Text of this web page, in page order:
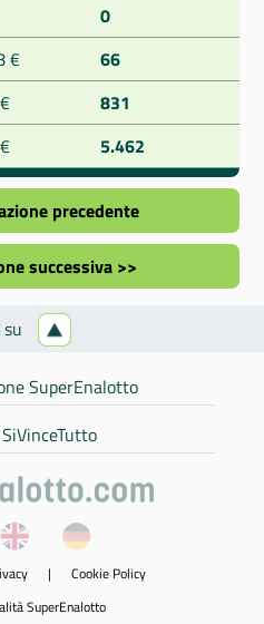
0
€
66
831
5.462
precedente
successiva >>
SuperEnalotto
| Cookie Policy
SuperEnalotto